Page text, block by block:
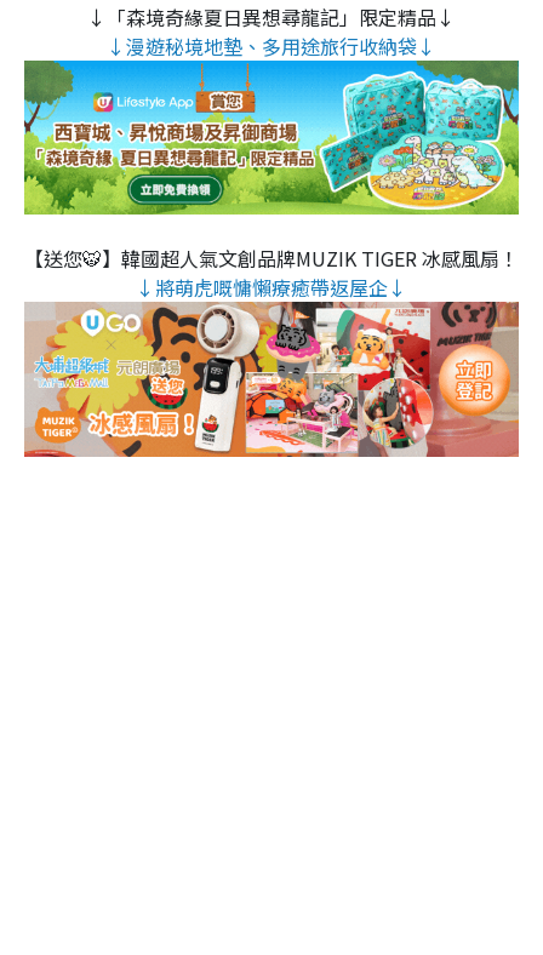
↓「森境奇緣夏日異想尋龍記」限定精品↓
↓漫遊秘境地墊、多用途旅行收納袋↓
【送您🐯】韓國超人氣文創品牌MUZIK TIGER 冰感風扇！
↓將萌虎嘅慵懶療癒帶返屋企↓